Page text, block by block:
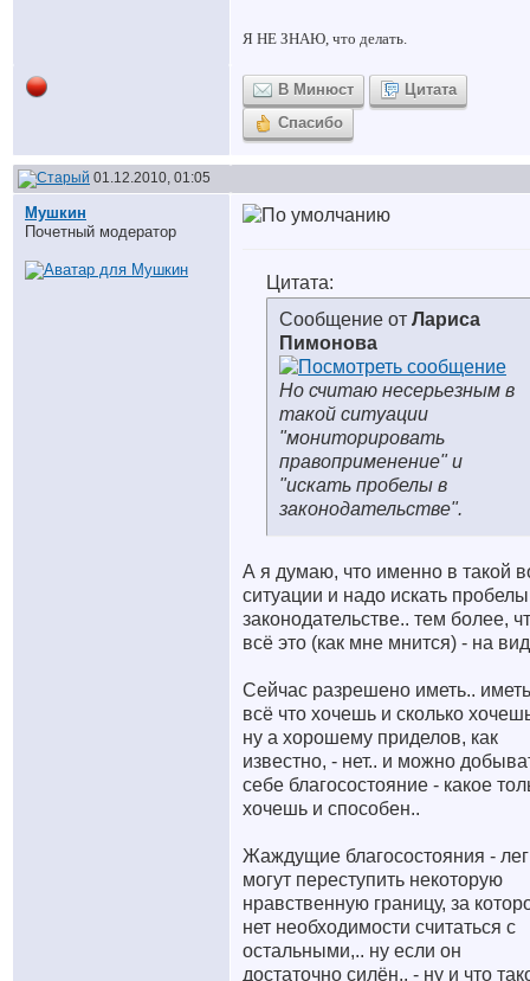
Я НЕ ЗНАЮ, что делать.
В Минюст
Цитата
Спасибо
01.12.2010, 01:05
Мушкин
Почетный модератор
Цитата:
Сообщение от Лариса
Пимонова
Но считаю несерьезным в
такой ситуации
"мониторировать
правоприменение" и
"искать пробелы в
законодательстве".
А я думаю, что именно в такой
ситуации и надо искать
законодательстве.. тем более,
всё это (как мне мнится) - на
Сейчас разрешено иметь.. иметь
всё что хочешь и сколько
ну а хорошему приделов, как
известно, - нет.. и можно
себе благосостояние - какое
хочешь и способен..
Жаждущие благосостояния -
могут переступить некоторую
нравственную границу, за
нет необходимости считаться с
остальными,.. ну если он
достаточно силён.. - ну и что